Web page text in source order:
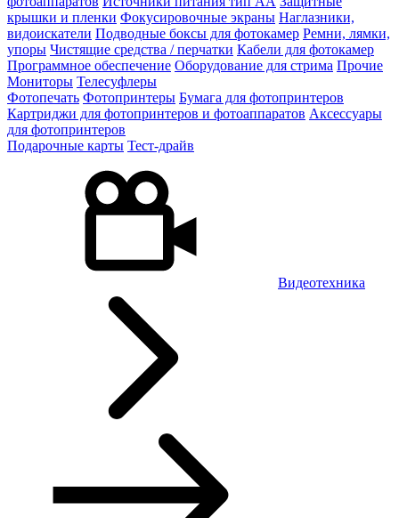
крышки и пленки Фокусировочные экраны Наглазники,
видоискатели Подводные боксы для фотокамер Ремни, лямки,
упоры Чистящие средства / перчатки Кабели для фотокамер
Программное обеспечение Оборудование для стрима Прочие
Мониторы Телесуфлеры
Фотопечать Фотопринтеры Бумага для фотопринтеров
Картриджи для фотопринтеров и фотоаппаратов Аксессуары
для фотопринтеров
Подарочные карты Тест-драйв
Видеотехника